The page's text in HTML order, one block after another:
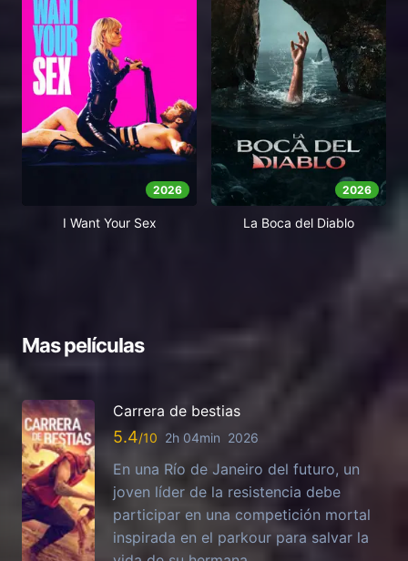
2026
I Want Your Sex
2026
La Boca del Diablo
Mas películas
Carrera de bestias
5.4 2h 04min 2026
En una Río de Janeiro del futuro, un
joven líder de la resistencia debe
participar en una competición mortal
inspirada en el parkour para salvar la